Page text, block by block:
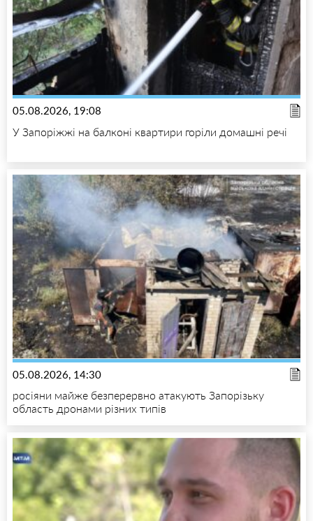
05.08.2026, 19:08
У Запоріжжі на балконі квартири горіли домашні речі
05.08.2026, 14:30
росіяни майже безперервно атакують Запорізьку
область дронами різних типів